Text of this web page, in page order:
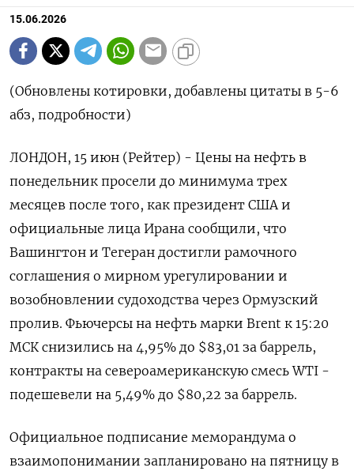
15.06.2026
(Обновлены котировки, добавлены цитаты в 5-6
абз, подробности)
ЛОНДОН, 15 июн (Рейтер) - Цены на нефть в
понедельник просели до минимума трех
месяцев после того, как президент США и
официальные лица Ирана ‌сообщили, что
Вашингтон и Тегеран достигли рамочного
соглашения о мирном урегулировании и
возобновлении судоходства через Ормузский
пролив. Фьючерсы на нефть марки Brent к 15:20
МСК снизились на 4,95% до $83,01 за ​баррель,
контракты на североамериканскую смесь ​WTI -
подешевели на 5,49% ​до $80,22 за ⁠баррель.
Официальное подписание меморандума о
взаимопонимании запланировано на пятницу в